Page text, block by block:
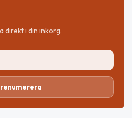
direkt i din inkorg.